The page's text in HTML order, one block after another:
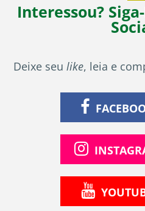
Interessou?
Deixe seu like, leia e